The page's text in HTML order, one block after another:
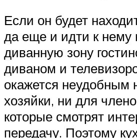
Если он будет
да еще и идти к нему
диванную зону
диваном и
окажется неудобным
хозяйки, ни для
которые смотрят
передачу. Поэтому